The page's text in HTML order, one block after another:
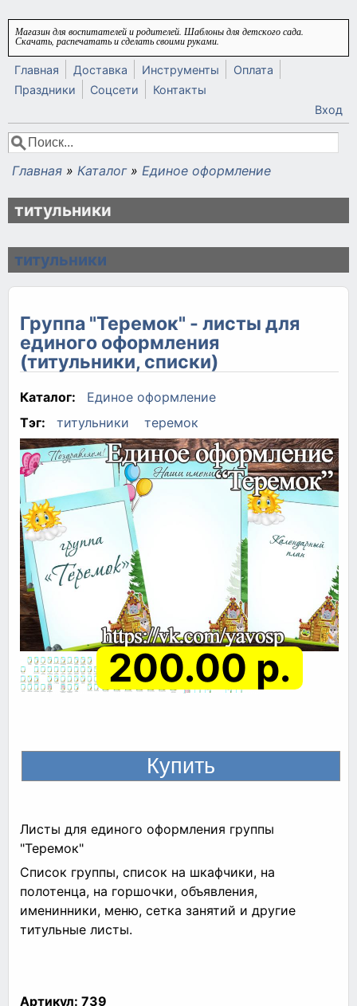
Перейти к основному содержанию
Магазин для воспитателей и родителей. Шаблоны для детского сада.
Скачать, распечатать и сделать своими руками.
Главная Доставка Инструменты
Оплата
Праздники
Соцсети
Контакты
Вход
Форма поиска
Поиск
Вы здесь
Главная » Каталог » Единое оформление
титульники
титульники
Группа "Теремок" - листы для
единого оформления
(титульники, списки)
Каталог:
Единое оформление
Тэг:
титульники теремок
200.00 р.
Листы для единого оформления группы
"Теремок"
Список группы, список на шкафчики, на
полотенца, на горшочки, объявления,
именинники, меню, сетка занятий и другие
титульные листы.
Артикул: 739